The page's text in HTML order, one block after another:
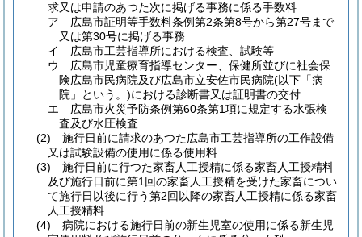
求又は申請のあつた次に掲げる事務に係る手数料
ア
広島市証明等手数料条例第2条第8号から第27号まで
又は第30号に掲げる事務
イ
広島市工芸指導所における検査、試験等
ウ
広島市児童療育指導センター、保健所並びに社会保
険広島市民病院及び広島市立安佐市民病院(以下「病
院」という。)における診断書又は証明書の交付
エ
広島市火災予防条例第60条第1項に規定する水張検
査及び水圧検査
(2)
施行日前に請求のあつた広島市工芸指導所の工作設備
又は試験設備の使用に係る使用料
(3)
施行日前に行つた家畜人工授精に係る家畜人工授精料
及び施行日前に第1回の家畜人工授精を受けた家畜につい
て施行日以後に行う第2回以降の家畜人工授精に係る家畜
人工授精料
(4)
病院における施行日前の新生児室の使用に係る新生児